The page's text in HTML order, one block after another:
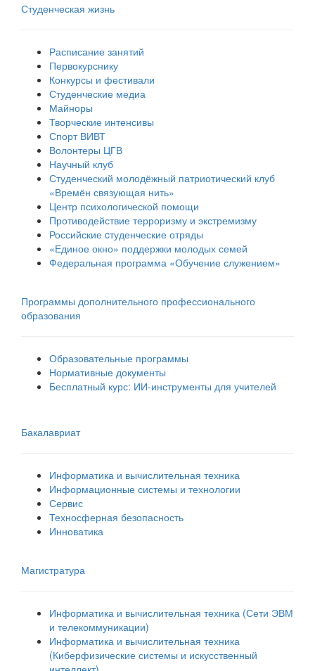
Студенческая жизнь
Расписание занятий
Первокурснику
Конкурсы и фестивали
Студенческие медиа
Майноры
Творческие интенсивы
Спорт ВИВТ
Волонтеры ЦГВ
Научный клуб
Студенческий молодёжный патриотический клуб
«Времён связующая нить»
Центр психологической помощи
Противодействие терроризму и экстремизму
Российские cтуденческие отряды
«Единое окно» поддержки молодых семей
Федеральная программа «Обучение служением»
Программы дополнительного профессионального
образования
Образовательные программы
Нормативные документы
Бесплатный курс: ИИ‑инструменты для учителей
Бакалавриат
Информатика и вычислительная техника
Информационные системы и технологии
Сервис
Техносферная безопасность
Инноватика
Магистратура
Информатика и вычислительная техника (Сети ЭВМ
и телекоммуникации)
Информатика и вычислительная техника
(Киберфизические системы и искусственный